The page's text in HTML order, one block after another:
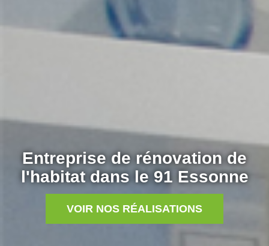
Entreprise de rénovation de
l'habitat dans le 91 Essonne
VOIR NOS RÉALISATIONS